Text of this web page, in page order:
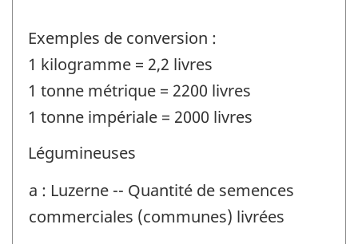
Exemples de conversion :
1 kilogramme = 2,2 livres
1 tonne métrique = 2200 livres
1 tonne impériale = 2000 livres
Légumineuses
a : Luzerne -- Quantité de semences
commerciales (communes) livrées